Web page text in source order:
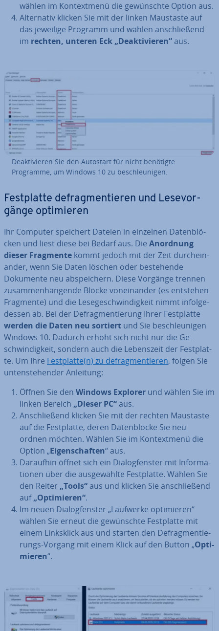
wählen im Kon­text­me­nü die ge­wünsch­te Option aus.
Al­ter­na­tiv klicken Sie mit der linken Maustaste auf
das jeweilige Programm und wählen an­schlie­ßend
im rechten, unteren Eck „De­ak­ti­vie­ren“aus.
De­ak­ti­vie­ren Sie den Autostart für nicht benötigte
Programme, um Windows 10 zu be­schleu­ni­gen.
Fest­plat­te de­frag­men­tie­ren und Le­se­vor­
gän­ge op­ti­mie­ren
Ihr Computer speichert Dateien in einzelnen Da­ten­blö­
cken und liest diese bei Bedarf aus. Die Anordnung
dieser Fragmente kommt jedoch mit der Zeit durch­ein­
an­der, wenn Sie Daten löschen oder be­stehen­de
Dokumente neu ab­spei­chern. Diese Vorgänge trennen
zu­sam­men­hän­gen­de Blöcke von­ein­an­der (es entstehen
Fragmente) und die Le­se­ge­schwin­dig­keit nimmt in­fol­ge­
des­sen ab. Bei der De­frag­men­tie­rung Ihrer Fest­plat­te
werden die Daten neu sortiert und Sie be­schleu­ni­gen
Windows 10. Dadurch erhöht sich nicht nur die Ge­
schwin­dig­keit, sondern auch die Le­bens­zeit der Fest­plat­
te. Um Ihre Fest­plat­te(n) zu de­frag­men­tie­ren, folgen Sie
un­ten­ste­hen­der Anleitung:
Öffnen Sie den Windows Explorer und wählen Sie im
linken Bereich „Dieser PC“aus.
An­schlie­ßend klicken Sie mit der rechten Maustaste
auf die Fest­plat­te, deren Da­ten­blö­cke Sie neu
ordnen möchten. Wählen Sie im Kon­text­me­nü die
Option „Ei­gen­schaf­ten“ aus.
Daraufhin öffnet sich ein Dia­log­fens­ter mit In­for­ma­
tio­nen über die aus­ge­wähl­te Fest­plat­te. Wählen Sie
den Reiter „Tools“aus und klicken Sie an­schlie­ßend
auf„Op­ti­mie­ren“.
Im neuen Dia­log­fens­ter „Laufwerke op­ti­mie­ren“
wählen Sie erneut die ge­wünsch­te Fest­plat­te mit
einem Links­klick aus und starten den De­frag­men­tie­
rungs-Vorgang mit einem Klick auf den Button „Op­ti­
mie­ren“.